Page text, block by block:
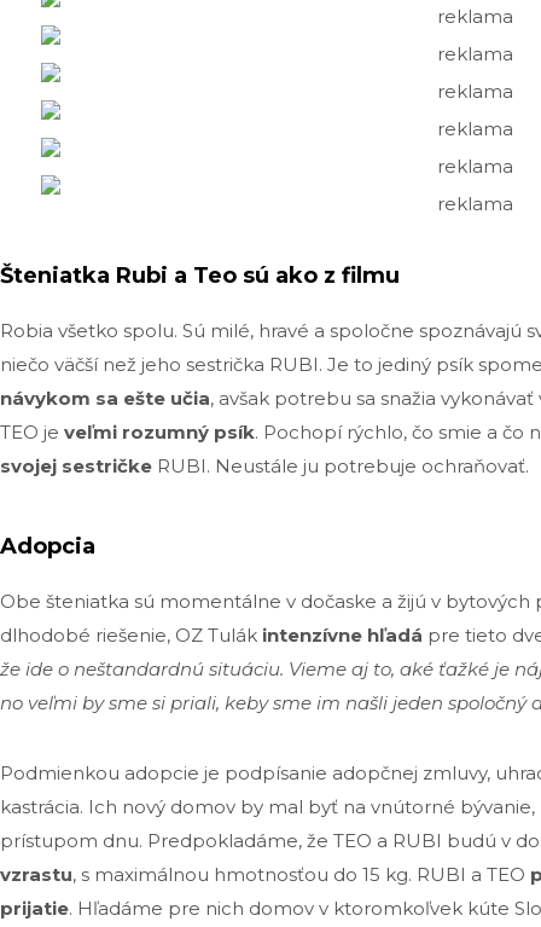
reklama
reklama
reklama
reklama
reklama
reklama
Šteniatka Rubi a Teo sú ako z filmu
Robia všetko spolu. Sú milé, hravé a spoločne spoznávajú
niečo väčší než jeho sestrička RUBI. Je to jediný psík
návykom sa ešte učia, avšak potrebu sa snažia
TEO je veľmi rozumný psík. Pochopí rýchlo, čo smie a čo
svojej sestričke RUBI. Neustále ju potrebuje ochraňovať.
Adopcia
Obe šteniatka sú momentálne v dočaske a žijú v
dlhodobé riešenie, OZ Tulák intenzívne hľadá pre tieto
že ide o neštandardnú situáciu. Vieme aj to, aké ťažké je
no veľmi by sme si priali, keby sme im našli jeden spoločný
Podmienkou adopcie je podpísanie adopčnej zmluvy,
kastrácia. Ich nový domov by mal byť na vnútorné
prístupom dnu. Predpokladáme, že TEO a RUBI budú v
vzrastu, s maximálnou hmotnosťou do 15 kg. RUBI a TEO
prijatie. Hľadáme pre nich domov v ktoromkoľvek kúte